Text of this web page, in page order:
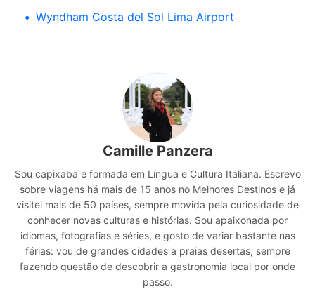
Wyndham Costa del Sol Lima Airport
Camille Panzera
Sou capixaba e formada em Língua e Cultura Italiana. Escrevo
sobre viagens há mais de 15 anos no Melhores Destinos e já
visitei mais de 50 países, sempre movida pela curiosidade de
conhecer novas culturas e histórias. Sou apaixonada por
idiomas, fotografias e séries, e gosto de variar bastante nas
férias: vou de grandes cidades a praias desertas, sempre
fazendo questão de descobrir a gastronomia local por onde
passo.